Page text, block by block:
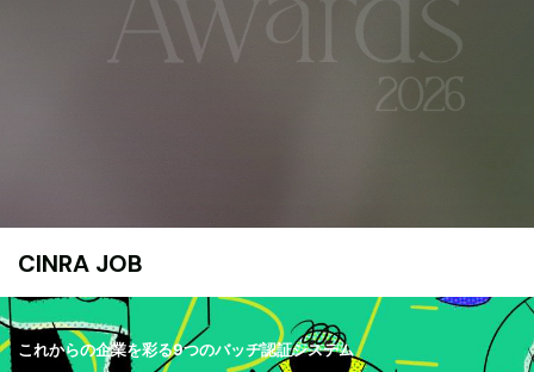
CINRA JOB
これからの企業を彩る9つのバッヂ認証システム